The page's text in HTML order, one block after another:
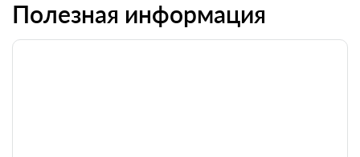
Полезная информация